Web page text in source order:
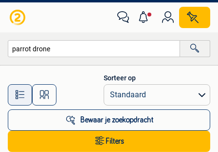
Alle afstanden…
Sorteer op
Bewaar je zoekopdracht
Filters